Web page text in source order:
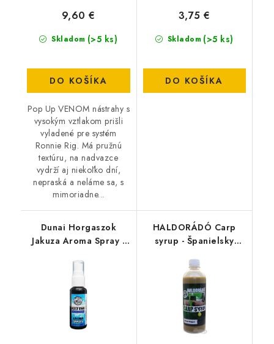
Skladom (>5 ks)
9,60 €
DO KOŠÍKA
Pop Up VENOM nástrahy s
vysokým vztlakom prišli
vyladené pre systém
Ronnie Rig. Má pružnú
textúru, na nadvazce
vydrží aj niekoľko dní,
nepraská a neláme sa, s
mimoriadne...
Skladom (>5 ks)
3,75 €
DO KOŠÍKA
Dunai Horgaszok
Jakuza Aroma Spray -
HALDORÁDÓ Carp
syrup - Španielsky